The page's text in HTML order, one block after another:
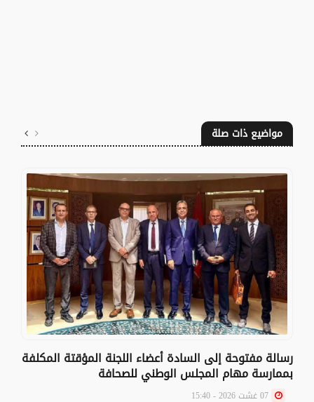
مواضيع ذات صلة
رسالة مفتوحة إلى السادة أعضاء اللجنة المؤقتة المكلفة
بممارسة مهام المجلس الوطني للصحافة